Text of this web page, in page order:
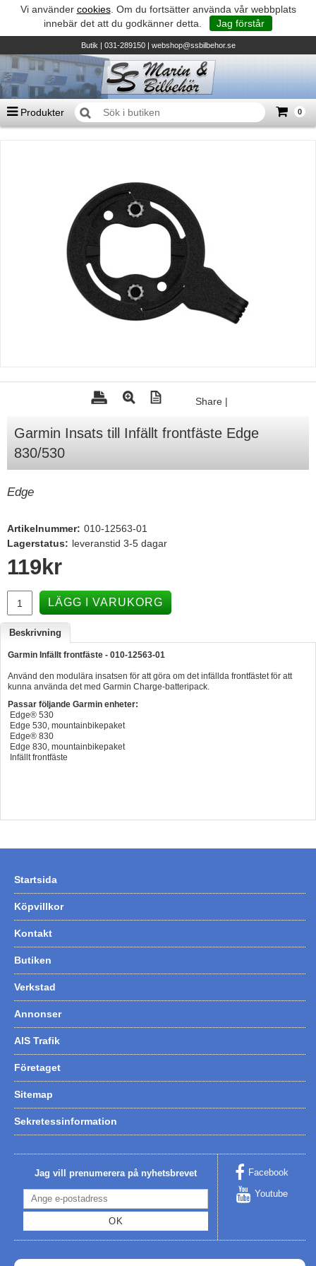
Vi använder cookies. Om du fortsätter använda vår webbplats
innebär det att du godkänner detta.
Jag förstår
Butik| 031-289150 | webshop@ssbilbehor.se
Produkter 0
TILL KASSAN
Suzuki - Utombordare
Suzumar - Gummibåtar
Honda - Utombordare
HonWave - Gummibåtar
Honda - Elverk & Pumpar
TK Trailer
Yanmar Servicedelar
Yamaha Servicedelar
Lowrance
Simrad
B&G
Båttillbehör
Hummertina
Varta - Batterier
Victron - Batteriladdare
CTEK - Batteriladdare
Webasto - Dieselvärmare
Thule - Takboxar
Begagnade Motorer & Båtar
Share |
Garmin Insats till Infällt frontfäste Edge
830/530
Edge
Artikelnummer: 010-12563-01
Lagerstatus: leveranstid 3-5 dagar
119 kr
LÄGG I VARUKORG
Beskrivning
Garmin Infällt frontfäste - 010-12563-01
Använd den modulära insatsen för att göra om det infällda frontfästet för att
kunna använda det med Garmin Charge-batteripack.
Passar följande Garmin enheter:
Edge® 530
Edge 530, mountainbikepaket
Edge® 830
Edge 830, mountainbikepaket
Infällt frontfäste
Startsida
Köpvillkor
Kontakt
Butiken
Verkstad
Annonser
AIS Trafik
Företaget
Sitemap
Sekretessinformation
Jag vill prenumerera på nyhetsbrevet
OK
Facebook
Youtube